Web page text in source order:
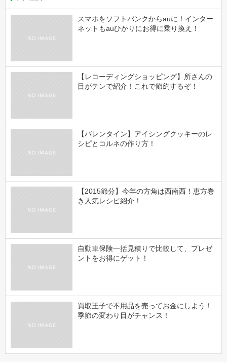
スマホをソフトバンクからauに！インター
ネットもauひかりにお得に乗り換え！
【レコーディングショッピング】所さんの
目がテンで紹介！これで節約するぞ！
【バレンタイン】アイシングクッキーのレ
シピとコルネの作り方！
【2015節分】今年の方角は西南西！恵方巻
き人気レシピ紹介！
自動車保険一括見積りで比較して、プレゼ
ントをお得にゲット！
買取王子で不用品を売ってお金にしよう！
季節の変わり目がチャンス！